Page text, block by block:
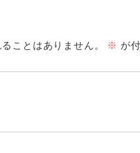
ことはありません。 ※ が